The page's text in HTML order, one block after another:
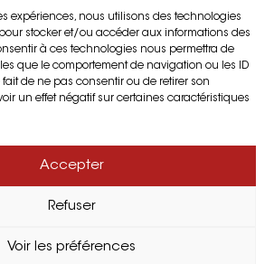
expériences, nous utilisons des technologies
stocker et/ou accéder aux informations des
à ces technologies nous permettra de
que le comportement de navigation ou les ID
fait de ne pas consentir ou de retirer son
un effet négatif sur certaines caractéristiques
Accepter
Refuser
Voir les préférences
Cookies
Plan du site